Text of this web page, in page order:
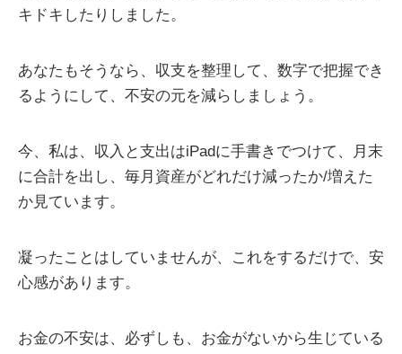
キドキしたりしました。
あなたもそうなら、収支を整理して、数字で把握でき
るようにして、不安の元を減らしましょう。
今、私は、収入と支出はiPadに手書きでつけて、月末
に合計を出し、毎月資産がどれだけ減ったか/増えた
か見ています。
凝ったことはしていませんが、これをするだけで、安
心感があります。
お金の不安は、必ずしも、お金がないから生じている